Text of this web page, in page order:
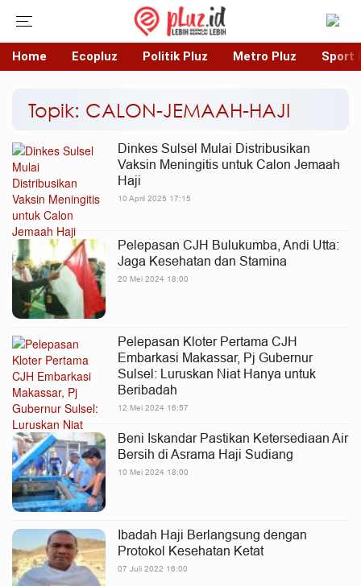
Home Ecopluz Politik Pluz Metro Pluz Sport
Topik: CALON-JEMAAH-HAJI
Dinkes Sulsel Mulai Distribusikan
Vaksin Meningitis untuk Calon Jemaah
Haji
10 April 2025 17:15
Pelepasan CJH Bulukumba, Andi Utta:
Jaga Kesehatan dan Stamina
20 Mei 2024 18:00
Pelepasan Kloter Pertama CJH
Embarkasi Makassar, Pj Gubernur
Sulsel: Luruskan Niat Hanya untuk
Beribadah
12 Mei 2024 16:57
Beni Iskandar Pastikan Ketersediaan Air
Bersih di Asrama Haji Sudiang
10 Mei 2024 18:00
Ibadah Haji Berlangsung dengan
Protokol Kesehatan Ketat
07 Juli 2022 16:00